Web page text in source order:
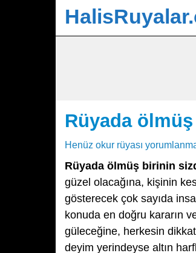
Rüyada
Henüz okur rüyası
Rüyada ölmüş birinin
güzel olacağına, kişinin
gösterecek çok sayıda
konuda en doğru kararın
güleceğine, herkesin
deyim yerindeyse altın